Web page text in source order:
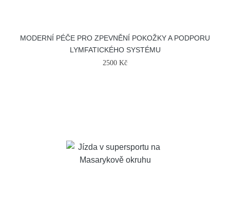
MODERNÍ PÉČE PRO ZPEVNĚNÍ POKOŽKY A PODPORU
LYMFATICKÉHO SYSTÉMU
2500 Kč